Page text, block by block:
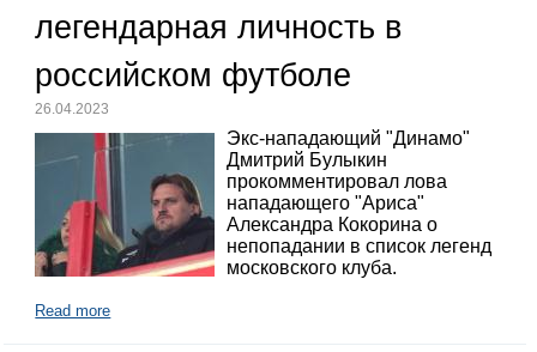
легендарная личность в
российском футболе
26.04.2023
Экс-нападающий "Динамо"
Дмитрий Булыкин
прокомментировал лова
нападающего "Ариса"
Александра Кокорина о
непопадании в список легенд
московского клуба.
Read more